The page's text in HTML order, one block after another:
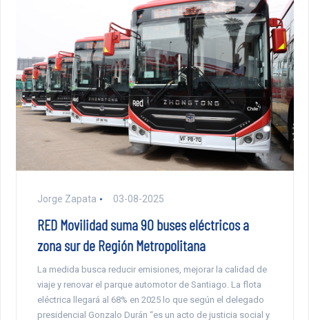
Jorge Zapata 03-08-2025
RED Movilidad suma 90 buses eléctricos a
zona sur de Región Metropolitana
La medida busca reducir emisiones, mejorar la calidad de
viaje y renovar el parque automotor de Santiago. La flota
eléctrica llegará al 68% en 2025 lo que según el delegado
presidencial Gonzalo Durán “es un acto de justicia social y